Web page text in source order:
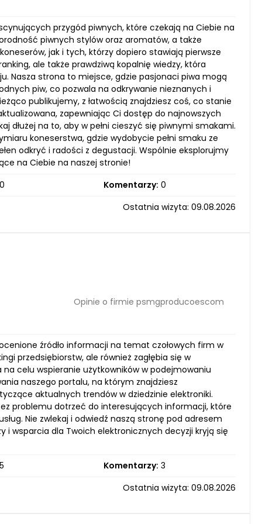
przygód piwnych, które czekają na Ciebie na
piwnych stylów oraz aromatów, a także
jak i tych, którzy dopiero stawiają pierwsze
ale także prawdziwą kopalnię wiedzy, która
Nasza strona to miejsce, gdzie pasjonaci piwa mogą
piw, co pozwala na odkrywanie nieznanych i
publikujemy, z łatwością znajdziesz coś, co stanie
zapewniając Ci dostęp do najnowszych
na to, aby w pełni cieszyć się piwnymi smakami.
koneserstwa, gdzie wydobycie pełni smaku ze
odkryć i radości z degustacji. Wspólnie eksplorujmy
na Ciebie na naszej stronie!
Komentarzy: 0
Ostatnia wizyta: 09.08.2026
Opinie o firmie psmgproducoescom
źródło informacji na temat czołowych firm w
przedsiębiorstw, ale również zagłębia się w
celu wspieranie użytkowników w podejmowaniu
naszego portalu, na którym znajdziesz
aktualnych trendów w dziedzinie elektroniki.
problemu dotrzeć do interesujących informacji, które
Nie zwlekaj i odwiedź naszą stronę pod adresem
i wsparcia dla Twoich elektronicznych decyzji kryją się
Komentarzy: 3
Ostatnia wizyta: 09.08.2026